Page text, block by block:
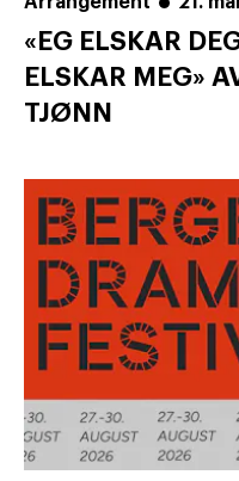
«EG ELSKAR
ELSKAR MEG»
TJØNN